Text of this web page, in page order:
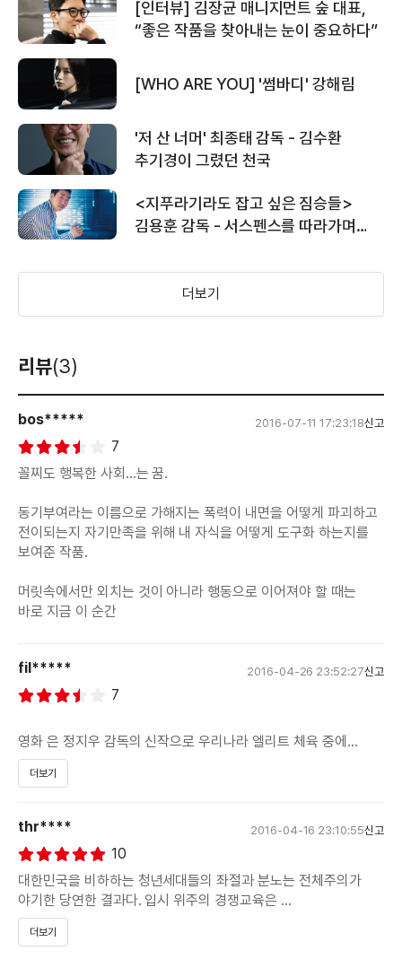
[인터뷰] 김장균 매니지먼트 숲 대표,
“좋은 작품을 찾아내는 눈이 중요하다”
[WHO ARE YOU] '썸바디' 강해림
'저 산 너머' 최종태 감독 - 김수환
추기경이 그렸던 천국
<지푸라기라도 잡고 싶은 짐승들>
김용훈 감독 - 서스펜스를 따라가며
더보기
리뷰(3)
bos***** 2016-07-11 17:23:18신고
7
꼴찌도 행복한 사회…는 꿈.
동기부여라는 이름으로 가해지는 폭력이 내면을 어떻게 파괴하고
전이되는지 자기만족을 위해 내 자식을 어떻게 도구화 하는지를
보여준 작품.
머릿속에서만 외치는 것이 아니라 행동으로 이어져야 할 때는
바로 지금 이 순간
fil***** 2016-04-26 23:52:27신고
7
영화 은 정지우 감독의 신작으로 우리나라 엘리트 체육 중에
하나인 수영을 소재로 한 성장물이기도 하고 우리나라 교육문제와
폭력과 체벌에 대한 이야기를 보여준다.
그동안 메인 스트림에서 꾸준히 연출과 시나리오를 써왔던 정지우
재미는 그의 전작만큼 아니 좀 더 좋아 보인다. ‘좋아 보인다.’라고
한 것은 이 영화는 아마 보면 볼수록 좀 더 좋아질 것 같은 느낌이
들어서 이다.
고등학교 때 이미 한국 신기록을 꾸준히 깨고 있던 광수(박해준)는
도박에 빠져 국가대표 소집 기간에 늑장을 부리는 듯 타고난
더보기
thr**** 2016-04-16 23:10:55신고
10
대한민국을 비하하는 청년세대들의 좌절과 분노는 전체주의가
야기한 당연한 결과다. 입시 위주의 경쟁교육은
당사자인 학생들의 욕망이 반영 됐다 기 보다 그들의 부모가
더보기